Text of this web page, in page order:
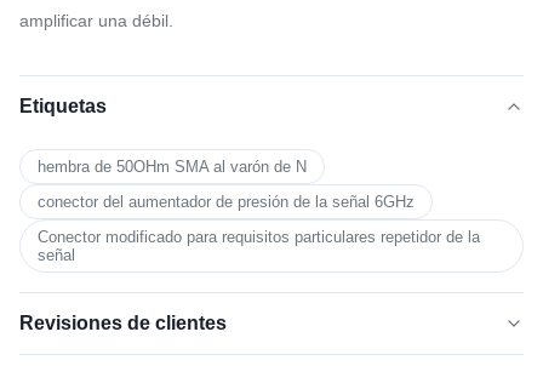
amplificar una débil.
Etiquetas
hembra de 50OHm SMA al varón de N
conector del aumentador de presión de la señal 6GHz
Conector modificado para requisitos particulares repetidor de la
señal
Revisiones de clientes